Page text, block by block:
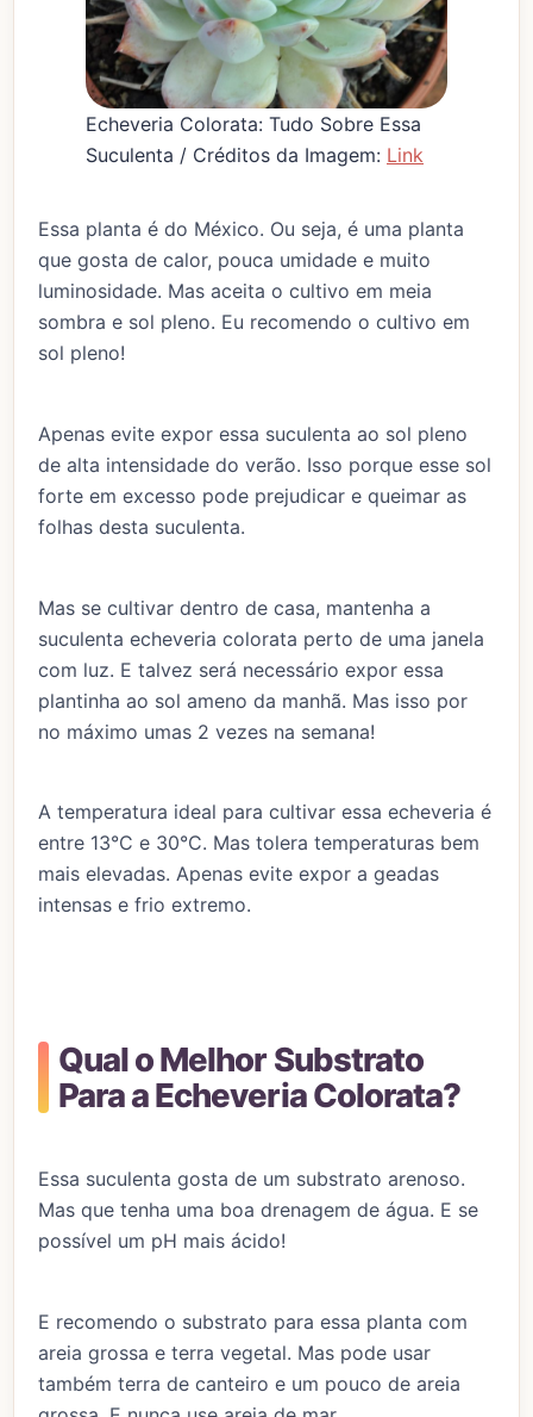
Echeveria Colorata: Tudo Sobre Essa
Suculenta / Créditos da Imagem: Link
Essa planta é do México. Ou seja, é uma planta
que gosta de calor, pouca umidade e muito
luminosidade. Mas aceita o cultivo em meia
sombra e sol pleno. Eu recomendo o cultivo em
sol pleno!
Apenas evite expor essa suculenta ao sol pleno
de alta intensidade do verão. Isso porque esse sol
forte em excesso pode prejudicar e queimar as
folhas desta suculenta.
Mas se cultivar dentro de casa, mantenha a
suculenta echeveria colorata perto de uma janela
com luz. E talvez será necessário expor essa
plantinha ao sol ameno da manhã. Mas isso por
no máximo umas 2 vezes na semana!
A temperatura ideal para cultivar essa echeveria é
entre 13°C e 30°C. Mas tolera temperaturas bem
mais elevadas. Apenas evite expor a geadas
intensas e frio extremo.
Qual o Melhor Substrato
Para a Echeveria Colorata?
Essa suculenta gosta de um substrato arenoso.
Mas que tenha uma boa drenagem de água. E se
possível um pH mais ácido!
E recomendo o substrato para essa planta com
areia grossa e terra vegetal. Mas pode usar
também terra de canteiro e um pouco de areia